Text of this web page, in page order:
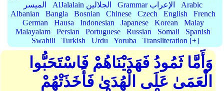
الميسر
AlJalalain الجلالين Grammar الإعراب
Arabic
Albanian
Bangla Bosnian Chinese Czech English
French
German
Hausa Indonesian Japanese Korean
Malay
Malayalam
Persian Portuguese Russian Somali
Spanish
Swahili
Turkish Urdu Yoruba Transliteration [+]
وَأَمَّا ثَمُودُ فَهَدَيْنَاهُمْ فَاسْتَحَبُّوا
الْعَمَىٰ عَلَى الْهُدَىٰ فَأَخَذَتْهُمْ